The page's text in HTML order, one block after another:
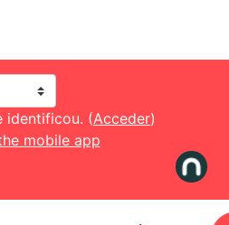
identificou. (Acceder)
mobile app